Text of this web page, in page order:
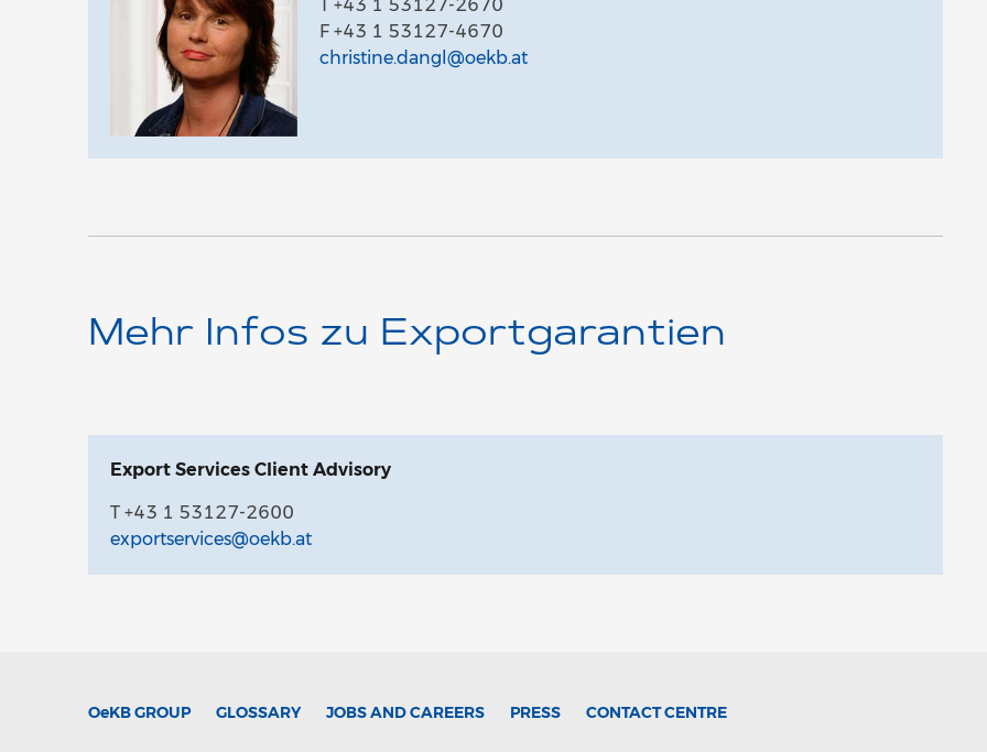
T +43 1 53127-2670
F +43 1 53127-4670
christine.dangl@oekb.at
Mehr Infos zu Exportgarantien
Export Services Client Advisory
T +43 1 53127-2600
exportservices@oekb.at
OeKBGROUP GLOSSARY JOBS AND CAREERS PRESS CONTACT CENTRE